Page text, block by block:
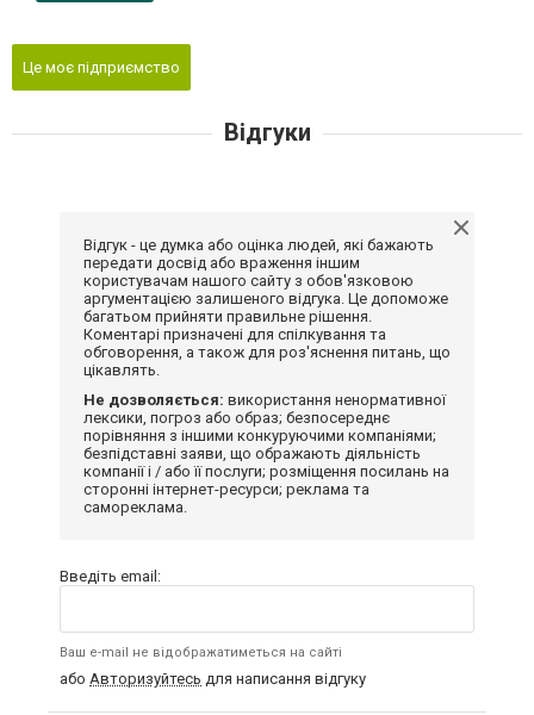
Це моє підприємство
Відгуки
Відгук - це думка або оцінка людей, які бажають
передати досвід або враження іншим
користувачам нашого сайту з обов'язковою
аргументацією залишеного відгука. Це допоможе
багатьом прийняти правильне рішення.
Коментарі призначені для спілкування та
обговорення, а також для роз'яснення питань, що
цікавлять.
Не дозволяється: використання ненормативної
лексики, погроз або образ; безпосереднє
порівняння з іншими конкуруючими компаніями;
безпідставні заяви, що ображають діяльність
компанії і / або її послуги; розміщення посилань на
сторонні інтернет-ресурси; реклама та
самореклама.
Введіть email:
Ваш e-mail не відображатиметься на сайті
або Авторизуйтесь для написання відгуку